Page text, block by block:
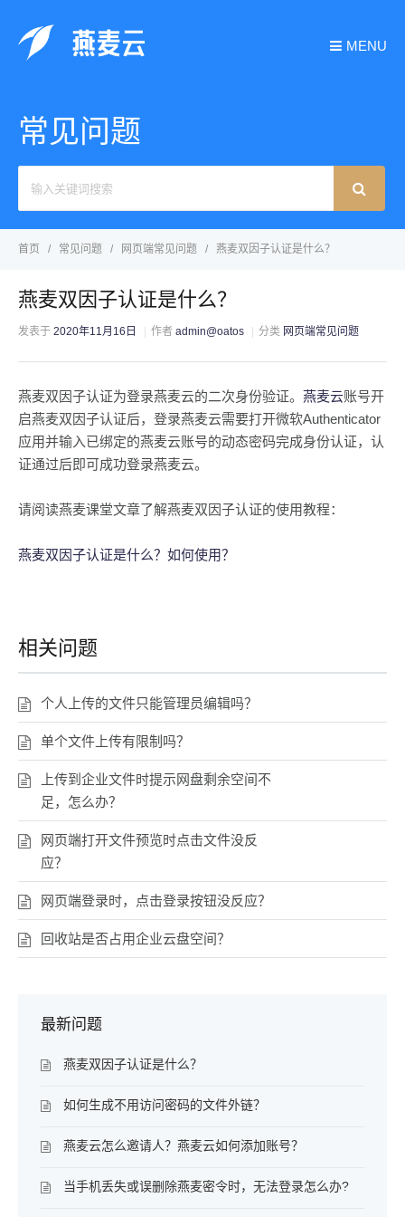
MENU
常见问题
For
首页 常见问题 网页端常见问题 燕麦双因子认证是什么？
燕麦双因子认证是什么？
发表于 2020年11月16日 作者 admin@oatos 分类 网页端常见问题
燕麦双因子认证为登录燕麦云的二次身份验证。 燕麦云账号开
启燕麦双因子认证后，登录燕麦云需要打开微软Authenticator
应用并输入已绑定的燕麦云账号的动态密码完成身份认证，认
证通过后即可成功登录燕麦云。
请阅读燕麦课堂文章了解燕麦双因子认证的使用教程：
燕麦双因子认证是什么？如何使用？
相关问题
个人上传的文件只能管理员编辑吗？
单个文件上传有限制吗？
上传到企业文件时提示网盘剩余空间不
足，怎么办？
网页端打开文件预览时点击文件没反
应？
网页端登录时，点击登录按钮没反应？
回收站是否占用企业云盘空间？
最新问题
燕麦双因子认证是什么？
如何生成不用访问密码的文件外链？
燕麦云怎么邀请人？燕麦云如何添加账号？
当手机丢失或误删除燕麦密令时，无法登录怎么办?